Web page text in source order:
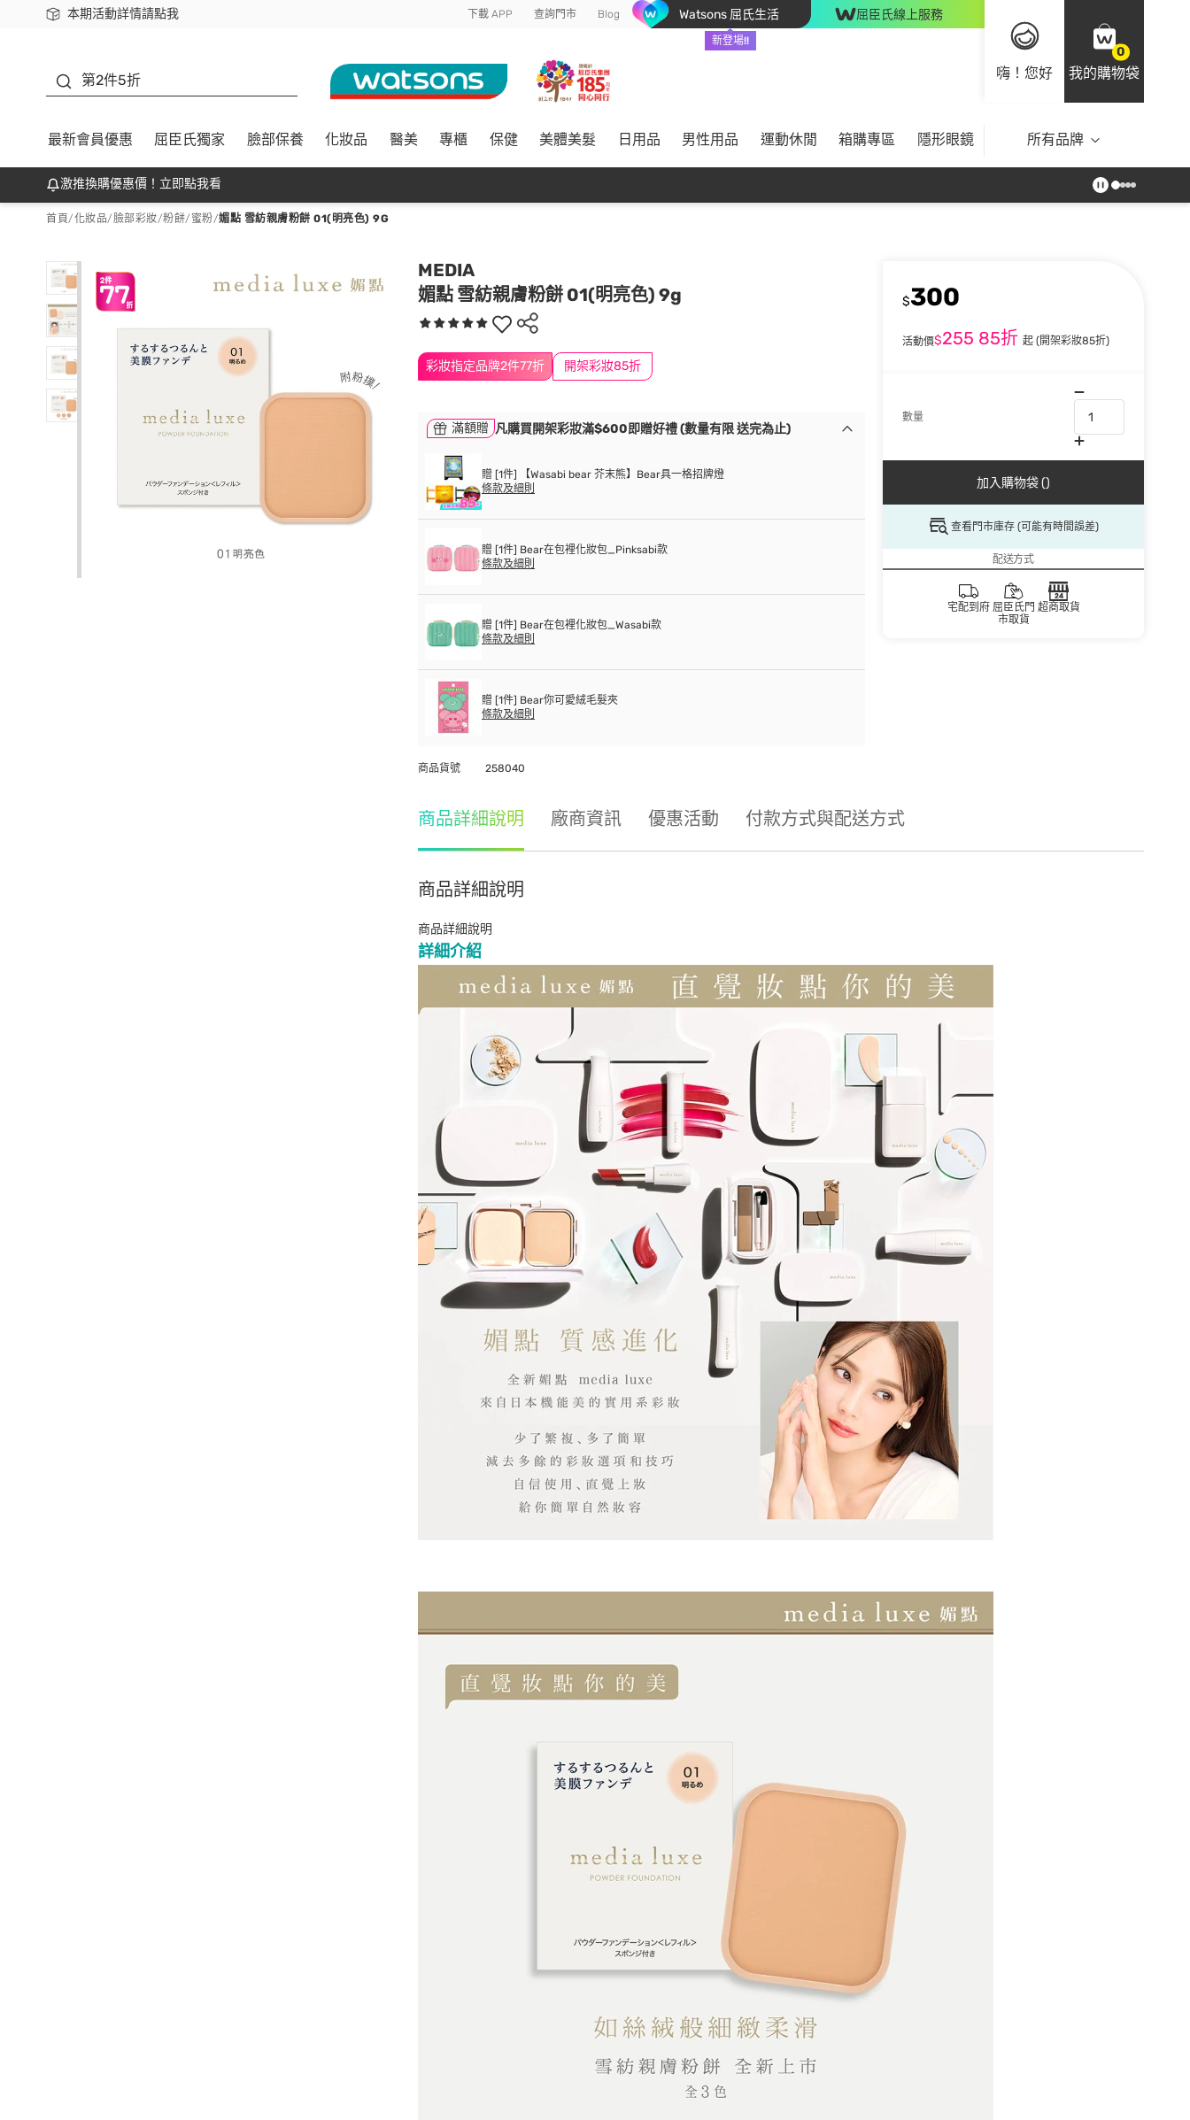
本期活動詳情請點我
下載app最高回饋$350 下載 APP 查詢門市 Blog Watsons 屈氏生活
新登場!!
屈臣氏線上服務
嗨！您好
0
我的購物袋
第2件5折
最新會員優惠 屈臣氏獨家 臉部保養 化妝品 醫美 專櫃 保健 美體美髮 日用品 男性用品 運動休閒 箱購專區 隱形眼鏡 所有品牌
激推換購優惠價！立即點我看
首頁/化妝品/臉部彩妝/粉餅/蜜粉/媚點 雪紡親膚粉餅 01(明亮色) 9G
MEDIA
媚點 雪紡親膚粉餅 01(明亮色) 9g
彩妝指定品牌2件77折 開架彩妝85折
$300
活動價$255 85折 起 (開架彩妝85折)
數量
加入購物袋 ()
查看門市庫存 (可能有時間誤差)
配送方式
宅配到府 屈臣氏門
市取貨
超商取貨
滿額贈 凡購買開架彩妝滿$600即贈好禮 (數量有限 送完為止)
贈 [1件] 【Wasabi bear 芥末熊】Bear具一格招牌燈
條款及細則
贈 [1件] Bear在包裡化妝包_Pinksabi款
條款及細則
贈 [1件] Bear在包裡化妝包_Wasabi款
條款及細則
贈 [1件] Bear你可愛絨毛髮夾
條款及細則
商品貨號 258040
商品詳細說明 廠商資訊 優惠活動 付款方式與配送方式
商品詳細說明
商品詳細說明
詳細介紹